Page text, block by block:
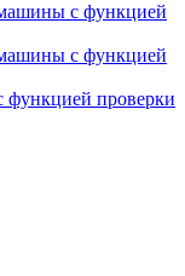
с функцией
с функцией
проверки